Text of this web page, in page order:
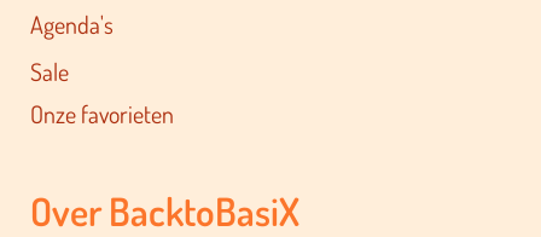
Agenda's
Sale
Onze favorieten
Over BacktoBasiX